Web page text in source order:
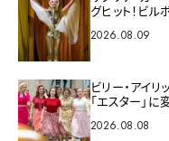
グヒット！ビ
2026.08.09
ビリー・アイ
「エスター」に
2026.08.08